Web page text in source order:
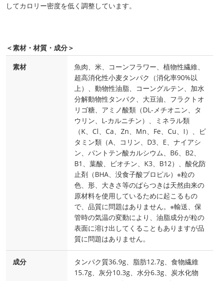
してカロリー密度を低く調整しています。
＜素材・材質・成分＞
素材
魚肉、米、コーンフラワー、植物性繊維、
超高消化性小麦タンパク（消化率90%以
上）、動物性油脂、コーングルテン、加水
分解動物性タンパク、大豆油、フラクトオ
リゴ糖、アミノ酸類（DL-メチオニン、タ
ウリン、L-カルニチン）、ミネラル類
（K、Cl、Ca、Zn、Mn、Fe、Cu、I）、ビ
タミン類（A、コリン、D3、E、ナイアシ
ン、パントテン酸カルシウム、B6、B2、
B1、葉酸、ビオチン、K3、B12）、酸化防
止剤（BHA、没食子酸プロピル）※粒の
色、形、大きさ等のばらつきは天然由来の
原材料を使用しているために起こるもの
で、品質に問題はありません。※輸送、保
管時の気温の変動により、油脂成分が粒の
表面に溶け出してくることもありますが品
質に問題はありません。
成分
タンパク質36.9g、脂肪12.7g、食物繊維
15.7g、灰分10.3g、水分6.3g、炭水化物